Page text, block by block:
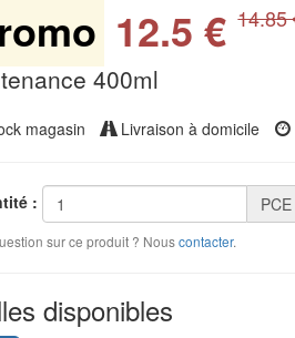
12.5 € 14.85
400ml
magasin Livraison à domicile
: PCE
sur ce produit ? Nouscontacter.
disponibles